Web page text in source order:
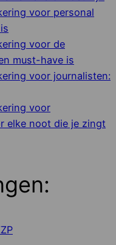
voor personal
voor de
must-have is
voor journalisten:
voor
elke noot die je zingt